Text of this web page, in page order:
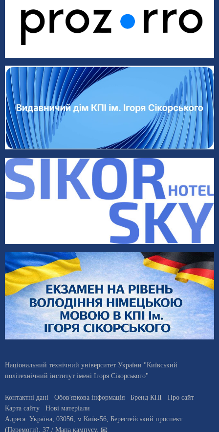
Національний технічний університет України "Київський
політехнічний інститут імені Ігоря Сікорського"
Контактні дані Обов'язкова інформація Бренд КПІ
Про сайт
Карта сайту
Нові матеріали
Адреса: Україна 03056 , м. Київ-56, Берестейський проспект
(Перемоги), 37 / Мапа кампусу, 📧